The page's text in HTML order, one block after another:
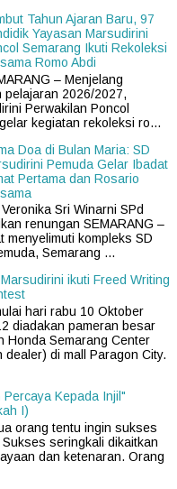
Tahun Ajaran Baru, 97
Yayasan Marsudirini
Semarang Ikuti Rekoleksi
Romo Abdi
– Menjelang
pelajaran 2026/2027,
Perwakilan Poncol
kegiatan rekoleksi ro...
Doa di Bulan Maria: SD
Pemuda Gelar Ibadat
Pertama dan Rosario
Sri Winarni SPd
renungan SEMARANG –
menyelimuti kompleks SD
Semarang ...
ikuti Freed Writing
hari rabu 10 Oktober
diadakan pameran besar
Honda Semarang Center
dealer) di mall Paragon City.
Kepada Injil"
I)
orang tentu ingin sukses
seringkali dikaitkan
dan ketenaran. Orang